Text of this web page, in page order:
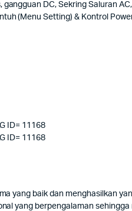
DC, Sekring Saluran
(Menu Setting) & Kontrol
ID= 11168
ID= 11168
yang baik dan menghasilkan
yang berpengalaman